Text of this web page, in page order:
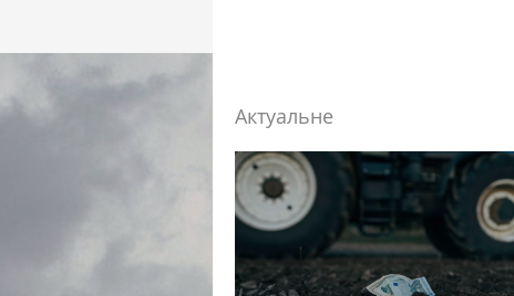
Актуальне